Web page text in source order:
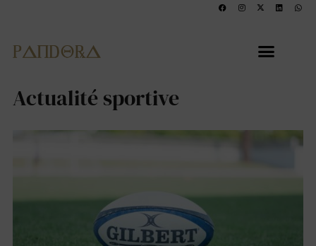
Actualité sportive